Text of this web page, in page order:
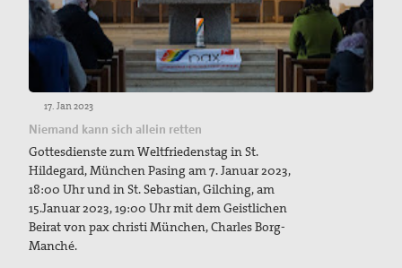
17. Jan 2023
Niemand kann sich allein retten
Gottesdienste zum Weltfriedenstag in St.
Hildegard, München Pasing am 7. Januar 2023,
18:00 Uhr und in St. Sebastian, Gilching, am
15.Januar 2023, 19:00 Uhr mit dem Geistlichen
Beirat von pax christi München, Charles Borg-
Manché.